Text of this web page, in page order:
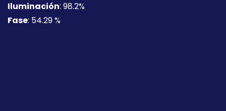
Iluminación: 98.2%
Fase: 54.29 %